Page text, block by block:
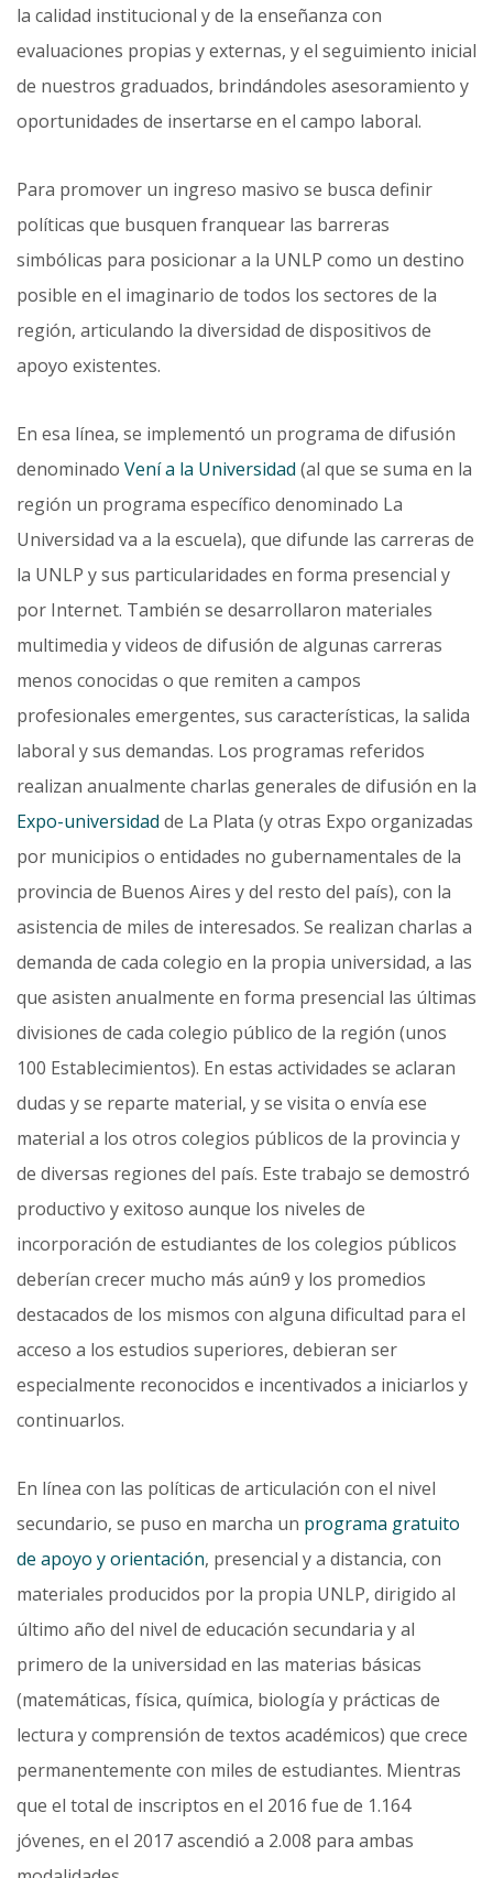
la calidad institucional y de la enseñanza con
evaluaciones propias y externas, y el seguimiento inicial
de nuestros graduados, brindándoles asesoramiento y
oportunidades de insertarse en el campo laboral.
Para promover un ingreso masivo se busca definir
políticas que busquen franquear las barreras
simbólicas para posicionar a la UNLP como un destino
posible en el imaginario de todos los sectores de la
región, articu­lando la diversidad de dispositivos de
apoyo existentes.
En esa línea, se implementó un programa de difusión
denominado Vení a la Universidad (al que se suma en la
región un programa específico denominado La
Universidad va a la escuela), que difunde las carreras de
la UNLP y sus particularidades en forma presencial y
por Internet. También se desarrollaron materiales
multime­dia y videos de difusión de algunas carreras
menos conocidas o que remiten a campos
profesionales emergen­tes, sus características, la salida
laboral y sus demandas. Los programas referidos
realizan anualmente charlas generales de difusión en la
Expo-universidad de La Plata (y otras Expo organizadas
por municipios o entidades no gubernamentales de la
provincia de Buenos Aires y del resto del país), con la
asistencia de miles de intere­sados. Se realizan charlas a
demanda de cada colegio en la propia universidad, a las
que asisten anualmente en forma presencial las últimas
divisiones de cada colegio público de la región (unos
100 Establecimientos). En estas actividades se aclaran
dudas y se reparte material, y se visita o envía ese
material a los otros colegios públicos de la provincia y
de diversas regiones del país. Este trabajo se demostró
productivo y exitoso aunque los niveles de
incorporación de estudiantes de los colegios públicos
deberían crecer mucho más aún9 y los promedios
destacados de los mismos con alguna dificultad para el
acceso a los estudios superiores, debieran ser
especialmente reconocidos e incentivados a iniciarlos y
continuarlos.
En línea con las políticas de articulación con el nivel
secundario, se puso en marcha un programa gratuito
de apoyo y orientación, presencial y a distancia, con
materiales producidos por la propia UNLP, dirigido al
últi­mo año del nivel de educación secundaria y al
primero de la universidad en las materias básicas
(matemáticas, física, química, biología y prácticas de
lectura y comprensión de textos académicos) que crece
permanente­mente con miles de estudiantes. Mientras
que el total de inscriptos en el 2016 fue de 1.164
jóvenes, en el 2017 ascendió a 2.008 para ambas